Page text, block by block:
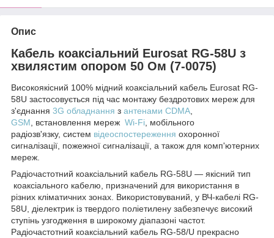
Опис
Кабель коаксіальний Eurosat RG-58U з
хвилястим опором 50 Ом (7-0075)
Високоякісний 100% мідний коаксіальний кабель Eurosat RG-
58U застосовується під час монтажу бездротових мереж для
з'єднання 3G обладнання з антенами CDMA,
GSM, встановлення мереж Wi-Fi, мобільного
радіозв'язку, систем відеоспостереження охоронної
сигналізації, пожежної сигналізації, а також для комп'ютерних
мереж.
Радіочастотний коаксіальний кабель RG-58U — якісний тип
коаксіального кабелю, призначений для використання в
різних кліматичних зонах. Використовуваний, у ВЧ-кабелі RG-
58U, діелектрик із твердого поліетилену забезпечує високий
ступінь узгодження в широкому діапазоні частот.
Радіочастотний коаксіальний кабель RG-58/U прекрасно